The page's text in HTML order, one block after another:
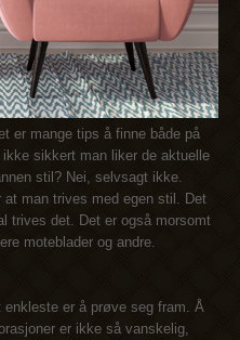
er mange tips å finne både på
sikkert man liker de aktuelle
stil? Nei, selvsagt ikke.
man trives med egen stil. Det
trives det. Det er også morsomt
moteblader og andre.
enkleste er å prøve seg fram. Å
er ikke så vanskelig,